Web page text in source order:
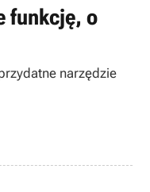
funkcję, o
narzędzie